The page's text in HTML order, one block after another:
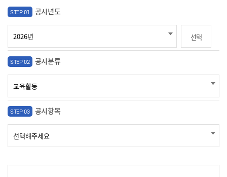
STEP 01 공시년도
선택
STEP 02 공시분류
STEP 03 공시항목